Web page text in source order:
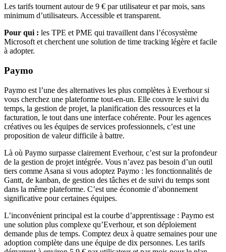
Les tarifs tournent autour de 9 € par utilisateur et par mois, sans
minimum d’utilisateurs. Accessible et transparent.
Pour qui : les TPE et PME qui travaillent dans l’écosystème
Microsoft et cherchent une solution de time tracking légère et facile
à adopter.
Paymo
Paymo est l’une des alternatives les plus complètes à Everhour si
vous cherchez une plateforme tout-en-un. Elle couvre le suivi du
temps, la gestion de projet, la planification des ressources et la
facturation, le tout dans une interface cohérente. Pour les agences
créatives ou les équipes de services professionnels, c’est une
proposition de valeur difficile à battre.
Là où Paymo surpasse clairement Everhour, c’est sur la profondeur
de la gestion de projet intégrée. Vous n’avez pas besoin d’un outil
tiers comme Asana si vous adoptez Paymo : les fonctionnalités de
Gantt, de kanban, de gestion des tâches et de suivi du temps sont
dans la même plateforme. C’est une économie d’abonnement
significative pour certaines équipes.
L’inconvénient principal est la courbe d’apprentissage : Paymo est
une solution plus complexe qu’Everhour, et son déploiement
demande plus de temps. Comptez deux à quatre semaines pour une
adoption complète dans une équipe de dix personnes. Les tarifs